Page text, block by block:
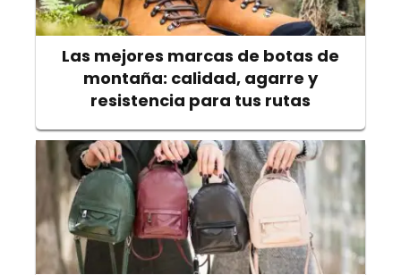
Las mejores marcas de botas de
montaña: calidad, agarre y
resistencia para tus rutas